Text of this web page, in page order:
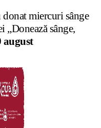
miercuri sânge
sânge,
august